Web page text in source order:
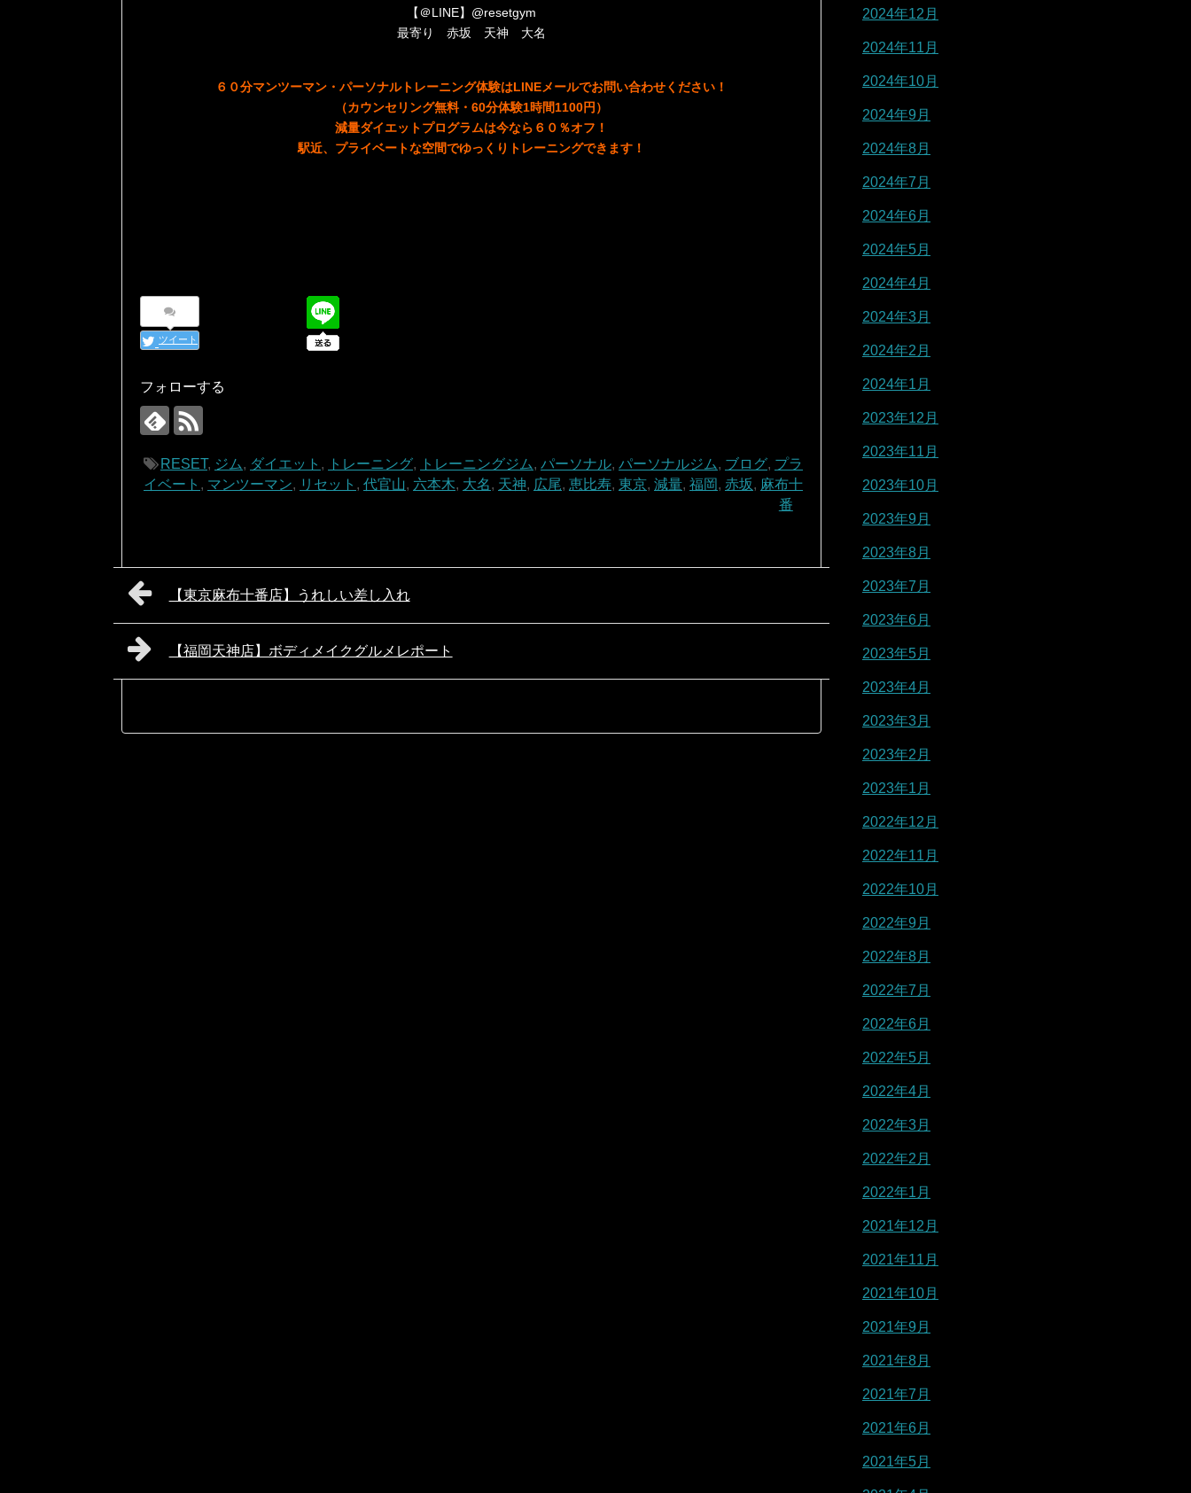
【＠LINE】@resetgym
最寄り 赤坂 天神 大名
６０分マンツーマン・パーソナルトレーニング体験はLINEメールでお問い合わせください！
（カウンセリング無料・60分体験1時間1100円）
減量ダイエットプログラムは今なら６０％オフ ！
駅近、プライベートな空間でゆっくりトレーニングできます！
ツイート
フォローする
RESET, ジム, ダイエット , トレーニング, トレーニングジム, パーソナル, パーソナルジム, ブログ, プラ
イベート , マンツーマン, リセット , 代官山, 六本木, 大名, 天神, 広尾, 恵比寿, 東京, 減量, 福岡, 赤坂, 麻布十
番
【東京麻布十番店】うれしい差し入れ
【福岡天神店】ボディメイクグルメレポート
2024年12月
2024年11月
2024年10月
2024年9月
2024年8月
2024年7月
2024年6月
2024年5月
2024年4月
2024年3月
2024年2月
2024年1月
2023年12月
2023年11月
2023年10月
2023年9月
2023年8月
2023年7月
2023年6月
2023年5月
2023年4月
2023年3月
2023年2月
2023年1月
2022年12月
2022年11月
2022年10月
2022年9月
2022年8月
2022年7月
2022年6月
2022年5月
2022年4月
2022年3月
2022年2月
2022年1月
2021年12月
2021年11月
2021年10月
2021年9月
2021年8月
2021年7月
2021年6月
2021年5月